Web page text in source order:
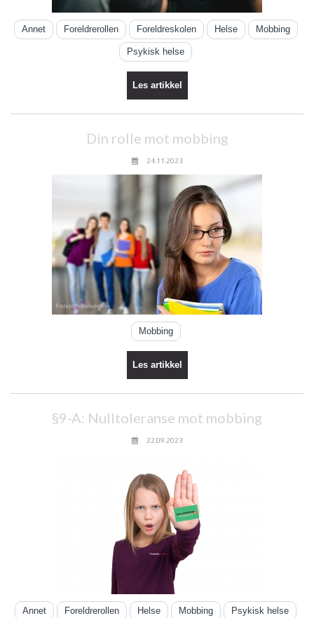
Annet Foreldrerollen Foreldreskolen Helse Mobbing
Psykisk helse
Les artikkel
Din rolle mot mobbing
24.11.2023
Mobbing
Les artikkel
§9-A: Nulltoleranse mot mobbing
22.09.2023
Annet Foreldrerollen Helse Mobbing Psykisk helse